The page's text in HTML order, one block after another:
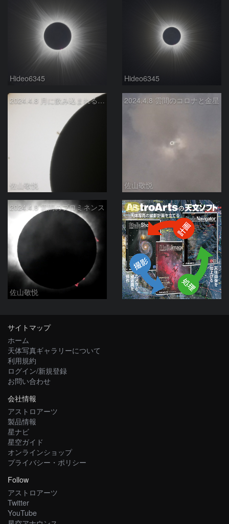
Hideo6345 Hideo6345
2024.4.8 月に飲み込まれる黒点
佐山敬悦
2024.4.8 雲間のコロナと金星
佐山敬悦
2024.4.8 雲間のプロミネンス
佐山敬悦
PR
サイトマップ
ホーム
天体写真ギャラリーについて
利用規約
ログイン/新規登録
お問い合わせ
会社情報
アストロアーツ
製品情報
星ナビ
星空ガイド
オンラインショップ
プライバシー・ポリシー
Follow
アストロアーツ
Twitter
YouTube